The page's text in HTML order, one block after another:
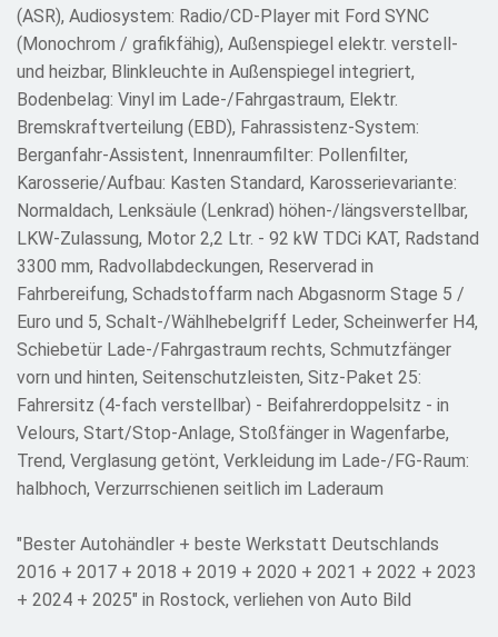
(ASR), Audiosystem: Radio/CD-Player mit Ford SYNC
(Monochrom / grafikfähig), Außenspiegel elektr. verstell-
und heizbar, Blinkleuchte in Außenspiegel integriert,
Bodenbelag: Vinyl im Lade-/Fahrgastraum, Elektr.
Bremskraftverteilung (EBD), Fahrassistenz-System:
Berganfahr-Assistent, Innenraumfilter: Pollenfilter,
Karosserie/Aufbau: Kasten Standard, Karosserievariante:
Normaldach, Lenksäule (Lenkrad) höhen-/längsverstellbar,
LKW-Zulassung, Motor 2,2 Ltr. - 92 kW TDCi KAT, Radstand
3300 mm, Radvollabdeckungen, Reserverad in
Fahrbereifung, Schadstoffarm nach Abgasnorm Stage 5 /
Euro und 5, Schalt-/Wählhebelgriff Leder, Scheinwerfer H4,
Schiebetür Lade-/Fahrgastraum rechts, Schmutzfänger
vorn und hinten, Seitenschutzleisten, Sitz-Paket 25:
Fahrersitz (4-fach verstellbar) - Beifahrerdoppelsitz - in
Velours, Start/Stop-Anlage, Stoßfänger in Wagenfarbe,
Trend, Verglasung getönt, Verkleidung im Lade-/FG-Raum:
halbhoch, Verzurrschienen seitlich im Laderaum
"Bester Autohändler + beste Werkstatt Deutschlands
2016 + 2017 + 2018 + 2019 + 2020 + 2021 + 2022 + 2023
+ 2024 + 2025" in Rostock, verliehen von Auto Bild